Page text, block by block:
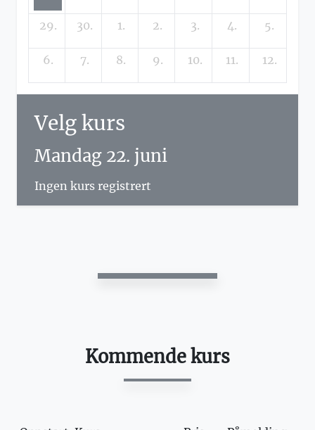
29. 30. 1. 2. 3. 4. 5.
6. 7. 8. 9. 10. 11. 12.
Velg kurs
Mandag 22. juni
Ingen kurs registrert
Kommende kurs